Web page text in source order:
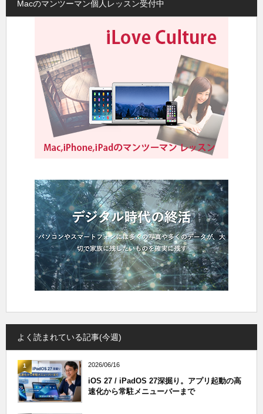
Macのマンツーマン個人レッスン受付中
よく読まれている記事(今週)
1 2026/06/16
iOS 27 / iPadOS 27深掘り。アプリ起動の高
速化から常駐メニューバーまで